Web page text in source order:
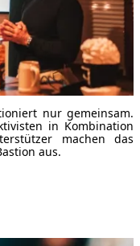
nur gemeinsam.
in Kombination
machen das
aus.